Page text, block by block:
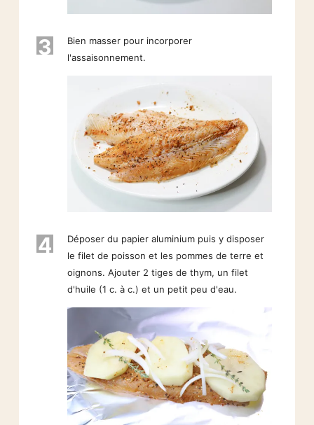
3
Bien masser pour incorporer
l'assaisonnement.
4
Déposer du papier aluminium puis y disposer
le filet de poisson et les pommes de terre et
oignons. Ajouter 2 tiges de thym, un filet
d'huile (1 c. à c.) et un petit peu d'eau.